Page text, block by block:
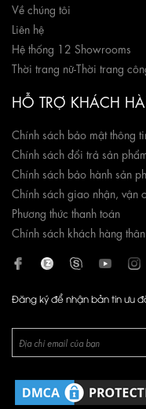
Về chúng tôi
Liên hệ
Hệ thống 12 Showrooms
Thời trang nữ-Thời trang
HỖ TRỢ KHÁCH
Chính sách bảo mật thông
Chính sách đổi trả sản
Chính sách bảo hành sản
Chính sách giao nhận, vận
Phương thức thanh toán
Chính sách khách hàng
Đăng ký để nhận bản tin ưu